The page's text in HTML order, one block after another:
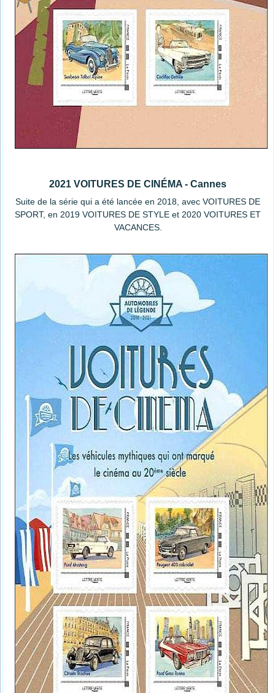
2021 VOITURES DE CINÉMA - Cannes
Suite de la série qui a été lancée en 2018, avec VOITURES DE
SPORT, en 2019 VOITURES DE STYLE et 2020 VOITURES ET
VACANCES.